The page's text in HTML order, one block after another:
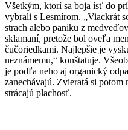
Všetkým, ktorí sa boja ísť do
vybrali s Lesmírom. „Viackrát
strach alebo paniku z
sklamaní, pretože bol oveľa
čučoriedkami. Najlepšie je
neznámemu,“ konštatuje.
je podľa neho aj organický
zanechávajú. Zvieratá si potom
strácajú plachosť.